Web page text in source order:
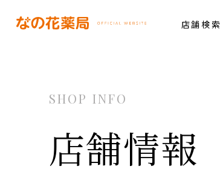
店舗検索
SHOP INFO
店舗情報